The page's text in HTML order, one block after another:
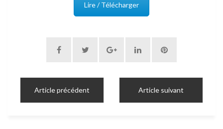
Lire / Télécharger
Article précédent Article suivant